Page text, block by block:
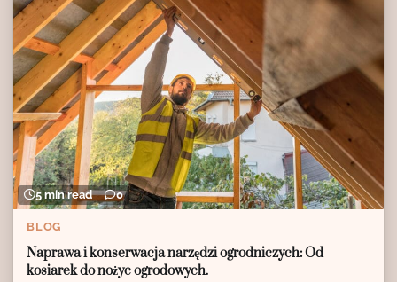
5 min read 0
BLOG
Naprawa i konserwacja narzędzi ogrodniczych: Od
kosiarek do nożyc ogrodowych.